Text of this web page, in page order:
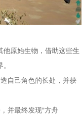
原始生物，借助这些生
自己角色的长处，并获
并最终发现“方舟